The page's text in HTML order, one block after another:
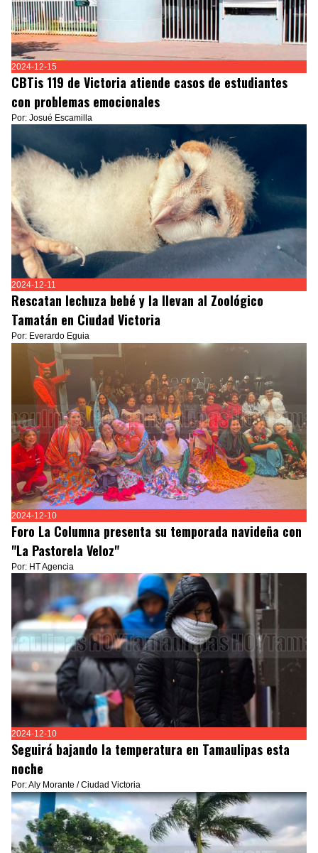
2024-12-15
CBTis 119 de Victoria atiende casos de estudiantes
con problemas emocionales
Por: Josué Escamilla
2024-12-11
Rescatan lechuza bebé y la llevan al Zoológico
Tamatán en Ciudad Victoria
Por: Everardo Eguia
2024-12-10
Foro La Columna presenta su temporada navideña con
"La Pastorela Veloz"
Por: HT Agencia
2024-12-10
Seguirá bajando la temperatura en Tamaulipas esta
noche
Por: Aly Morante / Ciudad Victoria